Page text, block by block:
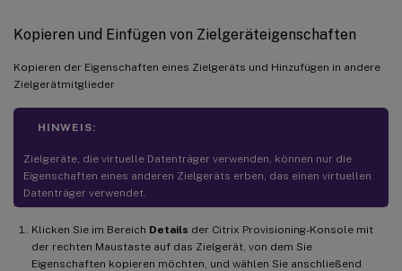
Kopieren und Einfügen von Zielgeräteigenschaften
Kopieren der Eigenschaften eines Zielgeräts und Hinzufügen in andere
Zielgerätmitglieder
HINWEIS:
Zielgeräte, die virtuelle Datenträger verwenden, können nur die
Eigenschaften eines anderen Zielgeräts erben, das einen virtuellen
Datenträger verwendet.
Klicken Sie im Bereich Details der Citrix Provisioning-Konsole mit
der rechten Maustaste auf das Zielgerät, von dem Sie
Eigenschaften kopieren möchten, und wählen Sie anschließend